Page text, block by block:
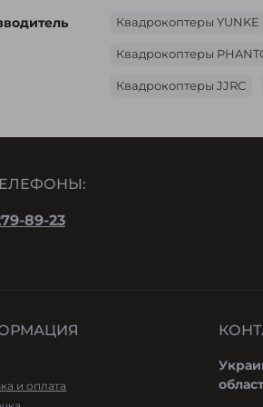
Квадрокоптеры YUNKE
Квадрокоптеры
Квадрокоптеры JJRC
89-23
и оплата